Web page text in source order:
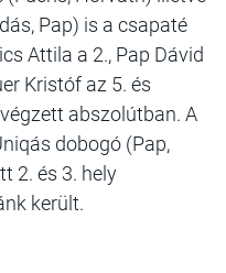
Pap) is a csapaté
Attila a 2., Pap Dávid
Kristóf az 5. és
abszolútban. A
dobogó (Pap,
2. és 3. hely
került.